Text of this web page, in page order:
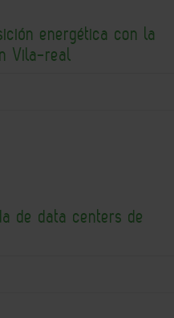
energética con la
Vila-real
de data centers de